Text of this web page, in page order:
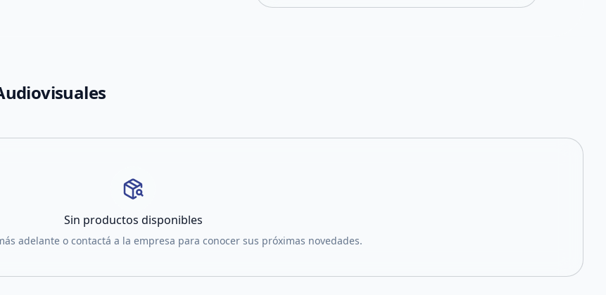
Sin productos disponibles
adelante o contactá a la empresa para conocer sus próximas novedades.